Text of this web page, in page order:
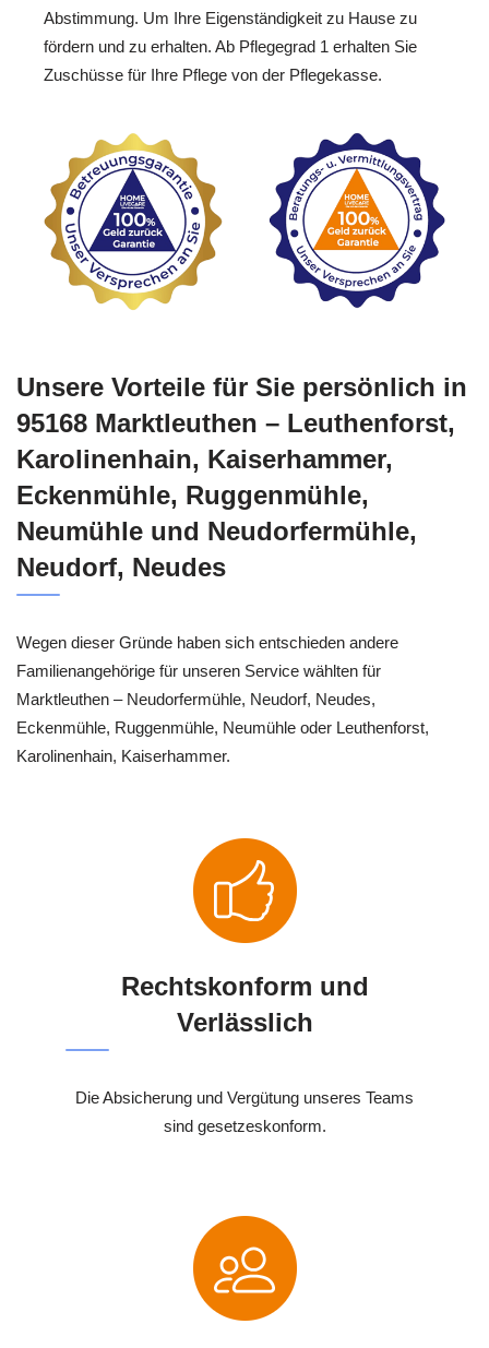
Abstimmung. Um Ihre Eigenständigkeit zu Hause zu
fördern und zu erhalten. Ab Pflegegrad 1 erhalten Sie
Zuschüsse für Ihre Pflege von der Pflegekasse.
Unsere Vorteile für Sie persönlich in
95168 Marktleuthen – Leuthenforst,
Karolinenhain, Kaiserhammer,
Eckenmühle, Ruggenmühle,
Neumühle und Neudorfermühle,
Neudorf, Neudes
Wegen dieser Gründe haben sich entschieden andere
Familienangehörige für unseren Service wählten für
Marktleuthen – Neudorfermühle, Neudorf, Neudes,
Eckenmühle, Ruggenmühle, Neumühle oder Leuthenforst,
Karolinenhain, Kaiserhammer.
Rechtskonform und
Verlässlich
Die Absicherung und Vergütung unseres Teams
sind gesetzeskonform.